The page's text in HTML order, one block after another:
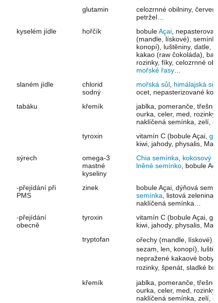
glutamin
celozrnné obilniny,
petržel…
kyselém jídle
hořčík bobuleAçai ,
(mandle, lískové),
konopí), luštěniny, datle,
kakao (raw čokoláda),
rozinky, fíky, celozrnné
mořské řasy
slaném jídle
chlorid
sodný
mořská sůl himálajská sůl
ocet, nepasterizované
tabáku
křemík
jablka, pomeranče,
ourka, celer, med,
naklíčená semínka, zelí,
tyroxin
vitamín C (bobule Açai,
kiwi, jahody, physalis,
sýrech
omega-3
mastné
kyseliny
Chia semínka
kokosový
lněné semínko , bobule
-přejídání při
PMS
zinek
bobule Açai, dýňová
semínka , listová
naklíčená semínka…
-přejídání
obecně
tyroxin
vitamín C (bobule Açai,
kiwi, jahody, physalis,
tryptofan
ořechy (mandle, lískové),
sezam, len, konopí),
nepražené kakaové boby
rozinky, špenát, sladké
křemík
jablka, pomeranče,
ourka, celer, med,
naklíčená semínka, zelí,